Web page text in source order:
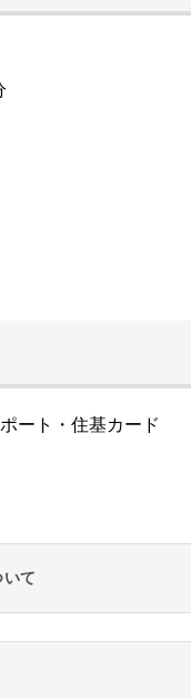
ート・住基カード
て